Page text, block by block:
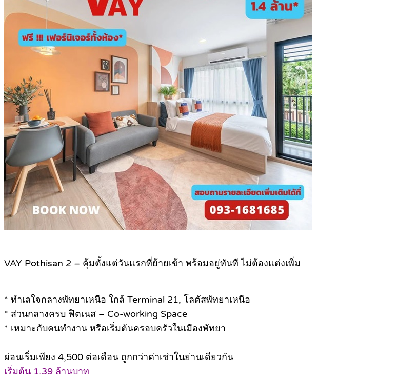
VAY Pothisan 2 – คุ้มตั้งแต่วันแรกที่ย้ายเข้า พร้อมอยู่ทันที ไม่ต้องแต่งเพิ่ม
* ทำเลใจกลางพัทยาเหนือ ใกล้ Terminal 21, โลตัสพัทยาเหนือ
* ส่วนกลางครบ ฟิตเนส – Co-working Space
* เหมาะกับคนทำงาน หรือเริ่มต้นครอบครัวในเมืองพัทยา
ผ่อนเริ่มเพียง 4,500 ต่อเดือน ถูกกว่าค่าเช่าในย่านเดียวกัน
เริ่มต้น 1.39 ล้านบาท